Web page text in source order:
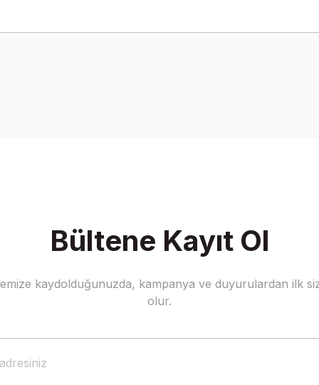
Gönder
Bültene Kayıt Ol
kaydolduğunuzda, kampanya ve duyurulardan ilk
olur.